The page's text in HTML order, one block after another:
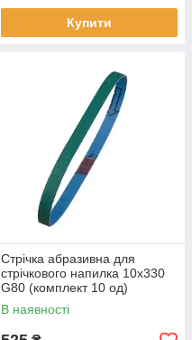
Купити
Стрічка абразивна для
стрічкового напилка 10x330
G80 (комплект 10 од)
MILWAU
В наявності